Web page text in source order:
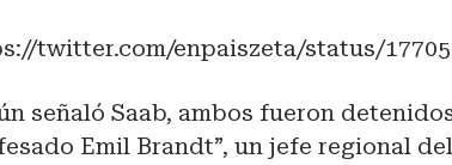
twitter.com/enpaiszeta/status/
señaló Saab, ambos fueron
Emil Brandt”, un jefe regional